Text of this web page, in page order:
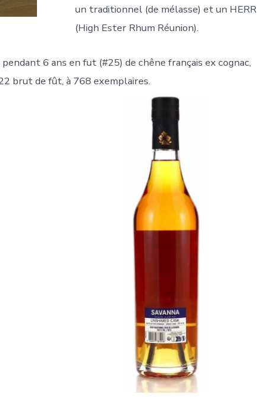
un traditionnel (de mélasse) et un HERR
(High Ester Rhum Réunion).
6 ans en fut (#25) de chêne français ex cognac,
brut de fût, à 768 exemplaires.